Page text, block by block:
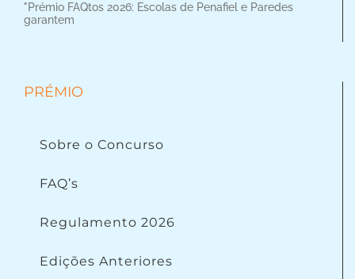
"Prémio FAQtos 2026: Escolas de Penafiel e Paredes
garantem
PRÉMIO
Sobre o Concurso
FAQ’s
Regulamento 2026
Edições Anteriores